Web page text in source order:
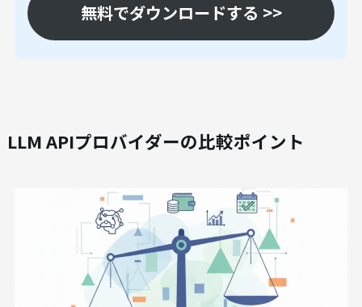
無料でダウンロードする >>
LLM APIプロバイダーの比較ポイント